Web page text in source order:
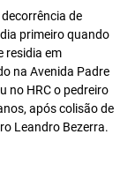
de
primeiro quando
residia em
na Avenida Padre
no HRC o pedreiro
após colisão de
Leandro Bezerra.